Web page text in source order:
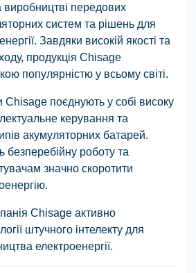
виробництві передових
систем та рішень для
Завдяки високій якості та
продукція Chisage
популярністю у всьому світі.
Chisage поєднують у собі високу
керування та
акумуляторних батарей.
безперебійну роботу та
значно скоротити
Chisage активно
штучного інтелекту для
електроенергії.